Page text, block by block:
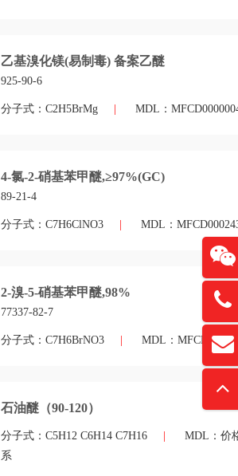
乙基溴化镁(易制毒) 备案乙醚
925-90-6
分子式：C2H5BrMg MDL：
4-氯-2-硝基苯甲醚,≥97%(GC)
89-21-4
分子式：C7H6ClNO3 MDL：
2-溴-5-硝基苯甲醚,98%
77337-82-7
分子式：C7H6BrNO3 MDL：
石油醚（90-120）
分子式：C5H12 C6H14 C7H16
MDL：价
系
扫